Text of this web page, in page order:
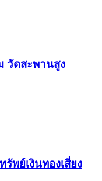
วัดสะพานสูง​
พย์เงินทอง​เสี่ยง